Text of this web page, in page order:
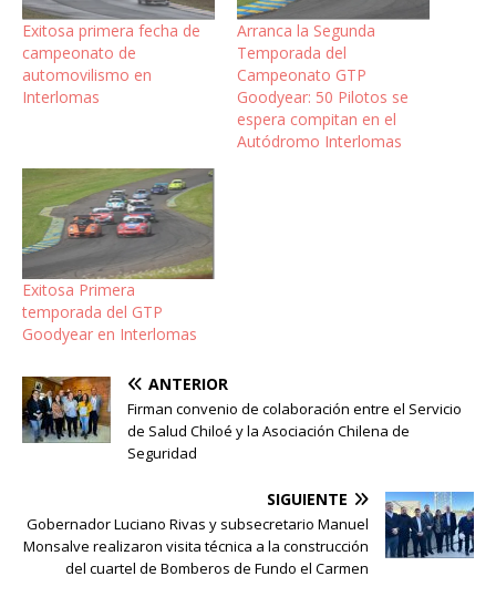
Exitosa primera fecha de
campeonato de
automovilismo en
Interlomas
Arranca la Segunda
Temporada del
Campeonato GTP
Goodyear: 50 Pilotos se
espera compitan en el
Autódromo Interlomas
Exitosa Primera
temporada del GTP
Goodyear en Interlomas
ANTERIOR
Firman convenio de colaboración entre el Servicio
de Salud Chiloé y la Asociación Chilena de
Seguridad
SIGUIENTE
Gobernador Luciano Rivas y subsecretario Manuel
Monsalve realizaron visita técnica a la construcción
del cuartel de Bomberos de Fundo el Carmen